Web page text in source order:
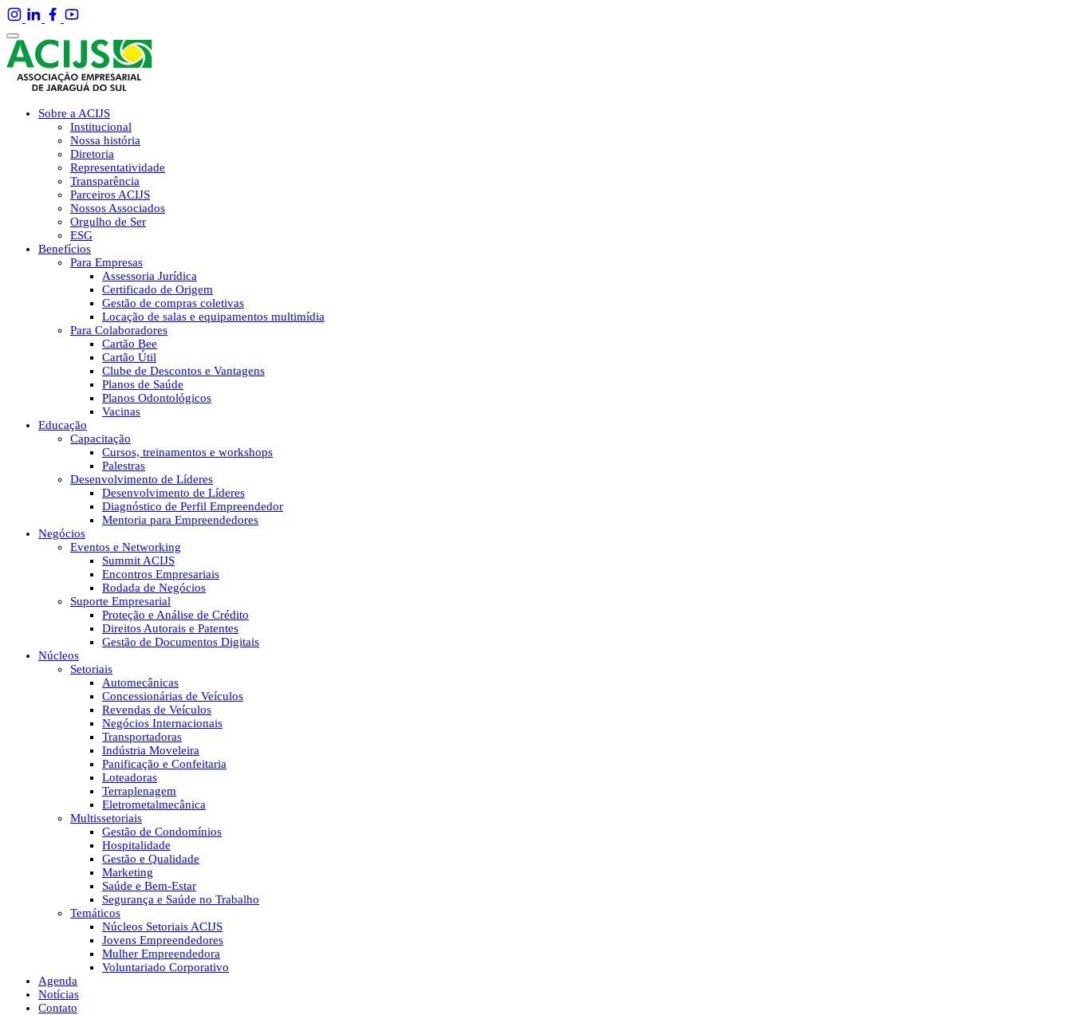
Sobre a ACIJS
Institucional
Nossa história
Diretoria
Representatividade
Transparência
Parceiros ACIJS
Nossos Associados
Orgulho de Ser
ESG
Benefícios
Para Empresas
Assessoria Jurídica
Certificado de Origem
Gestão de compras coletivas
Locação de salas e equipamentos multimídia
Para Colaboradores
Cartão Bee
Cartão Útil
Clube de Descontos e Vantagens
Planos de Saúde
Planos Odontológicos
Vacinas
Educação
Capacitação
Cursos, treinamentos e workshops
Palestras
Desenvolvimento de Líderes
Desenvolvimento de Líderes
Diagnóstico de Perfil Empreendedor
Mentoria para Empreendedores
Negócios
Eventos e Networking
Summit ACIJS
Encontros Empresariais
Rodada de Negócios
Suporte Empresarial
Proteção e Análise de Crédito
Direitos Autorais e Patentes
Gestão de Documentos Digitais
Núcleos
Setoriais
Automecânicas
Concessionárias de Veículos
Revendas de Veículos
Negócios Internacionais
Transportadoras
Indústria Moveleira
Panificação e Confeitaria
Loteadoras
Terraplenagem
Eletrometalmecânica
Multissetoriais
Gestão de Condomínios
Hospitalidade
Gestão e Qualidade
Marketing
Saúde e Bem-Estar
Segurança e Saúde no Trabalho
Temáticos
Núcleos Setoriais ACIJS
Jovens Empreendedores
Mulher Empreendedora
Voluntariado Corporativo
Agenda
Notícias
Contato